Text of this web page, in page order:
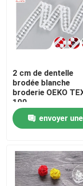
Maison
Au sujet de nous
2 cm de dentelle
brodée blanche
broderie OEKO
100
envoyer une